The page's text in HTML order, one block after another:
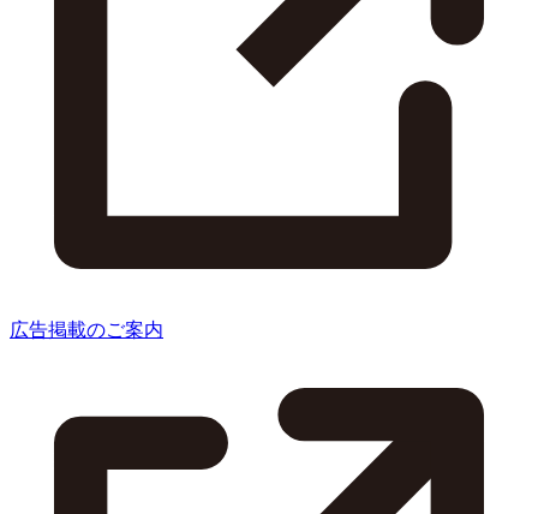
広告掲載のご案内